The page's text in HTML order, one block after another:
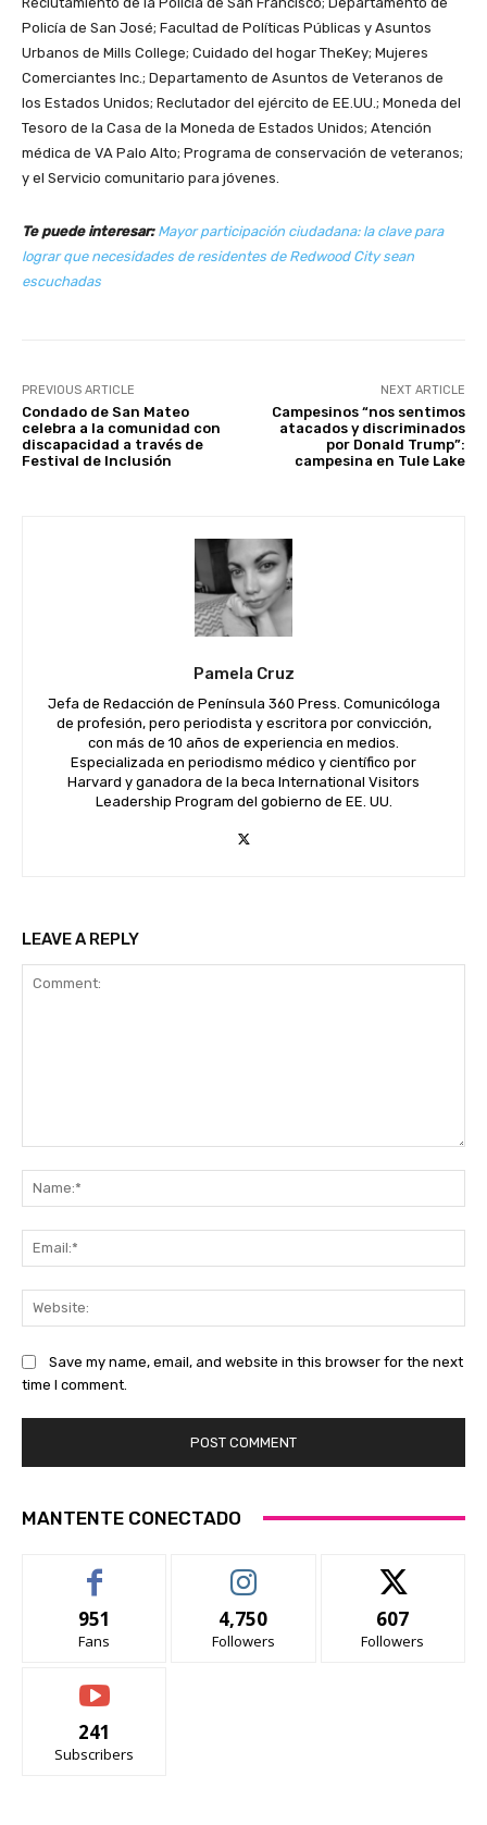
Policía de San José; Facultad de Políticas Públicas y Asuntos
Urbanos de Mills College; Cuidado del hogar TheKey; Mujeres
Comerciantes Inc.; Departamento de Asuntos de Veteranos de
los Estados Unidos; Reclutador del ejército de EE.UU.; Moneda del
Tesoro de la Casa de la Moneda de Estados Unidos; Atención
médica de VA Palo Alto; Programa de conservación de veteranos;
y el Servicio comunitario para jóvenes.
Te puede interesar: Mayor participación ciudadana: la clave para
lograr que necesidades de residentes de Redwood City sean
escuchadas
PREVIOUS ARTICLE
Condado de San Mateo
celebra a la comunidad con
discapacidad a través de
Festival de Inclusión
NEXT ARTICLE
Campesinos “nos sentimos
atacados y discriminados
por Donald Trump”:
campesina en Tule Lake
Pamela Cruz
Jefa de Redacción de Península 360 Press. Comunicóloga
de profesión, pero periodista y escritora por convicción,
con más de 10 años de experiencia en medios.
Especializada en periodismo médico y científico por
Harvard y ganadora de la beca International Visitors
Leadership Program del gobierno de EE. UU.
LEAVE A REPLY
Save my name, email, and website in this browser for the next
time I comment.
MANTENTE CONECTADO
951
Fans
4,750
Followers
607
Followers
241
Subscribers